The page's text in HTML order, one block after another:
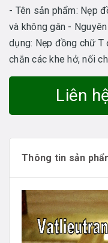
- Tên sản phẩm: Nẹp
và không gân -
dụng: Nẹp đồng chữ
chắn các khe hở, nối
Liên
Thông tin sản